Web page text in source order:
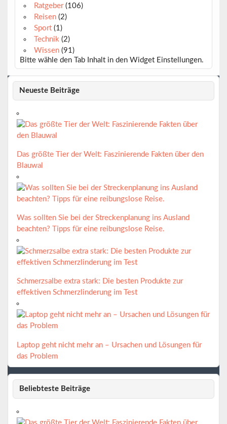
Ratgeber(106)
Reisen(2)
Sport(1)
Technik (2)
Wissen(91)
Bitte wähle den Tab Inhalt in den Widget Einstellungen.
Neueste Beiträge
Das größte Tier der Welt: Faszinierende Fakten über den
Blauwal
Was sollten Sie bei der Streckenplanung ins Ausland
beachten? Tipps für eine reibungslose Reise.
Schmerzsalbe extra stark: Die besten Produkte zur
effektiven Schmerzlinderung im Test
Laptop geht nicht mehr an – Ursachen und Lösungen für
das Problem
Beliebteste Beiträge